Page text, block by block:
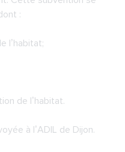
:
l’habitat;
de l’habitat.
à l’ADIL de Dijon.